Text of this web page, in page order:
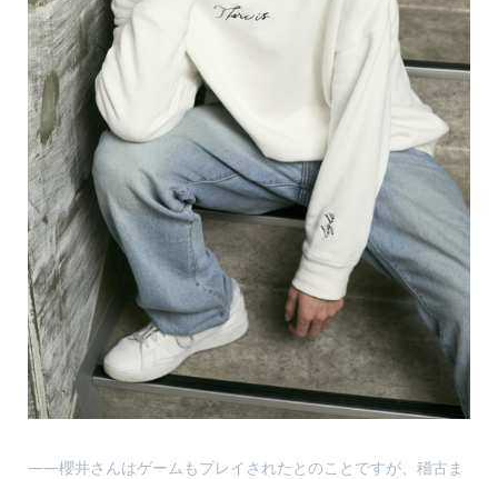
――櫻井さんはゲームもプレイされたとのことですが、稽古ま